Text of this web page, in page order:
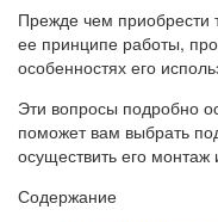
Прежде чем приобрести
ее принципе работы,
особенностях его
Эти вопросы подробно
поможет вам выбрать
осуществить его монтаж
Содержание